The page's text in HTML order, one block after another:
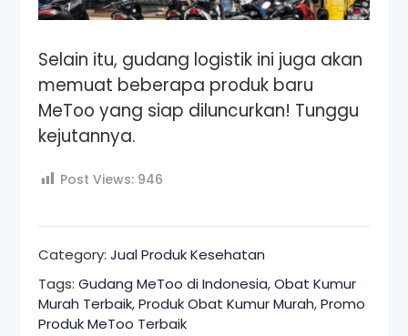
Selain itu, gudang logistik ini juga akan
memuat beberapa produk baru
MeToo yang siap diluncurkan! Tunggu
kejutannya.
Post Views: 946
Category:Jual Produk Kesehatan
Tags:Gudang MeToo di Indonesia,Obat Kumur
Murah Terbaik,Produk Obat Kumur Murah,Promo
Produk MeToo Terbaik